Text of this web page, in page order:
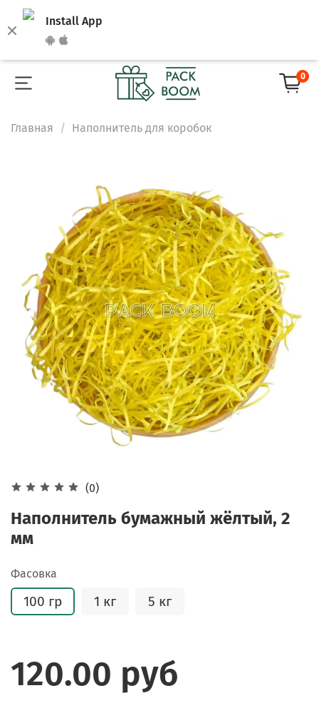
Install App
0
Главная Наполнитель для коробок
(0)
Наполнитель бумажный жёлтый, 2
мм
Фасовка
100 гр 1 кг 5 кг
120.00 руб